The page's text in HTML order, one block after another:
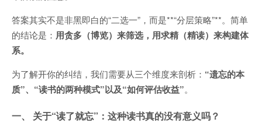
答案其实不是非黑即白的“二选一”，而是**“分层策略”**。简单
的结论是： 用贪多（博览）来筛选，用求精（精读）来构建体
系。
为了解开你的纠结，我们需要从三个维度来剖析： “遗忘的本
质”、“读书的两种模式”以及“如何评估收益”。
一、 关于“读了就忘”：这种读书真的没有意义吗？